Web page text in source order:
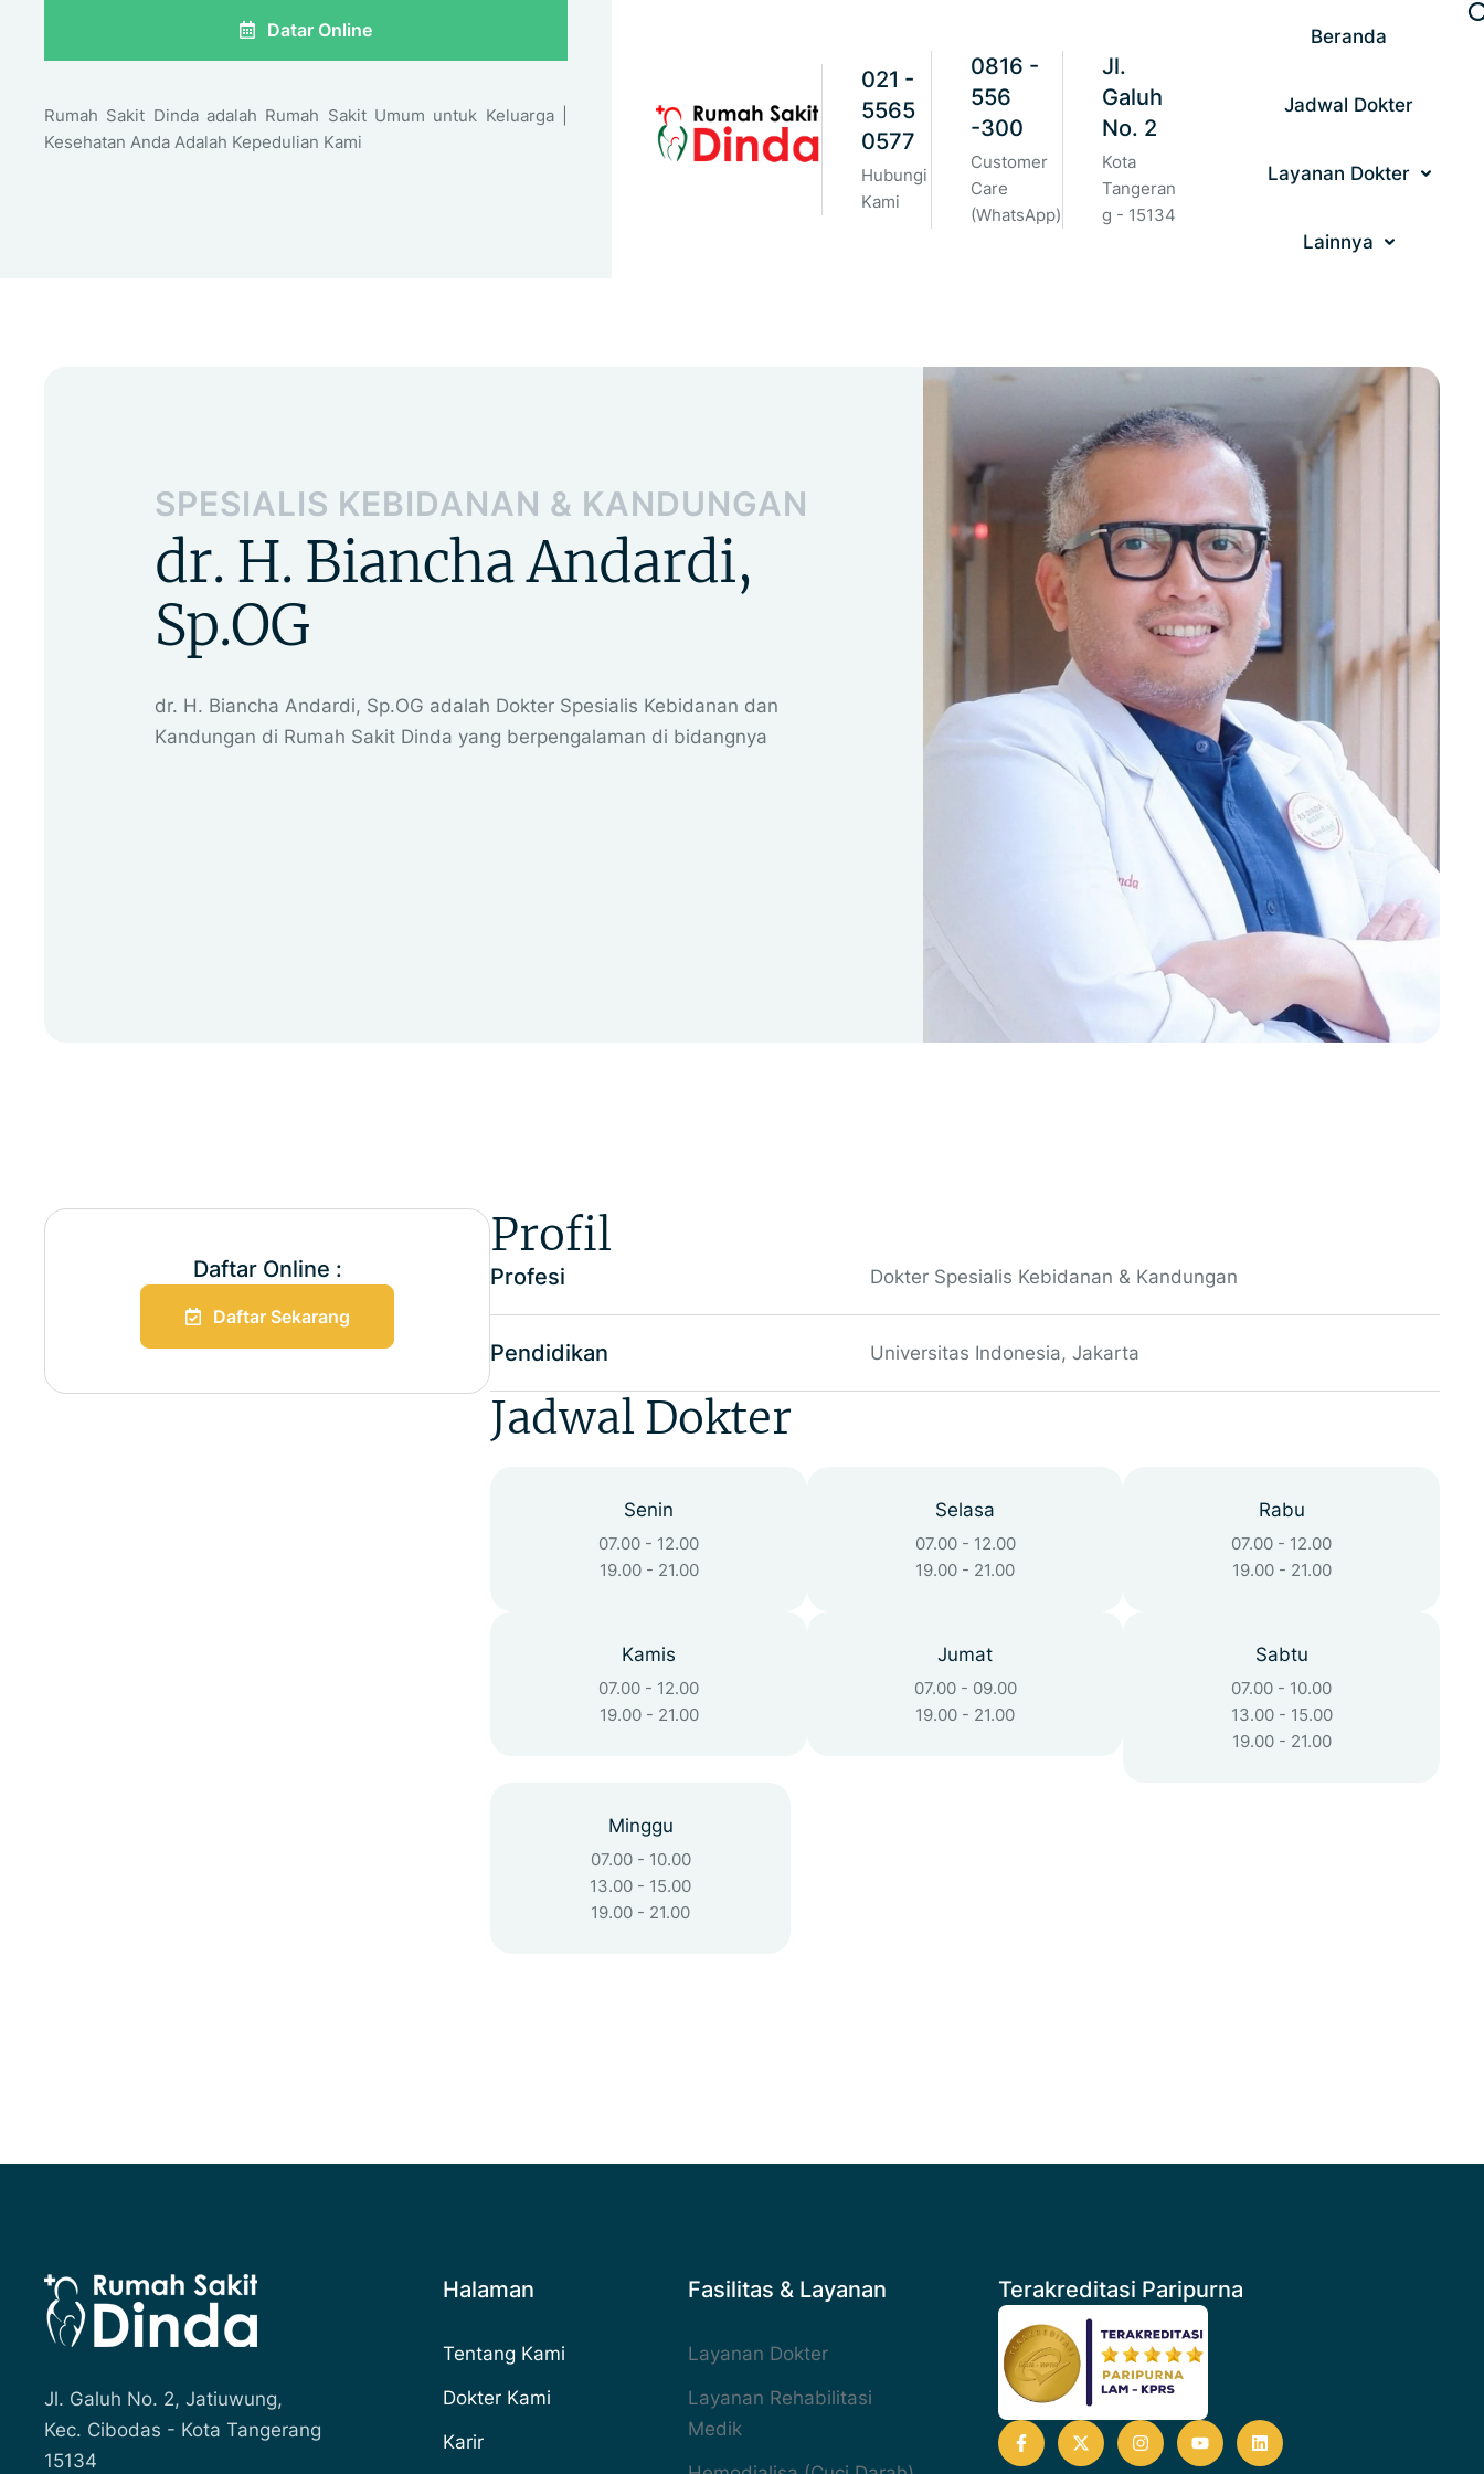
Rumah Sakit Dinda adalah Rumah Sakit Umum untuk Keluarga |
Kesehatan Anda Adalah Kepedulian Kami
Datar Online
021 -
5565
0577
Hubungi
Kami
0816 -
556
-300
Customer
Care
(WhatsApp)
Jl.
Galuh
No. 2
Kota
Tangeran
g - 15134
Beranda
Jadwal Dokter
Layanan Dokter
Lainnya
SPESIALIS KEBIDANAN & KANDUNGAN
dr. H. Biancha Andardi,
Sp.OG
dr. H. Biancha Andardi, Sp.OG adalah Dokter Spesialis Kebidanan dan
Kandungan di Rumah Sakit Dinda yang berpengalaman di bidangnya
Daftar Online :
Daftar Sekarang
Profil
Profesi Dokter Spesialis Kebidanan & Kandungan
Pendidikan Universitas Indonesia, Jakarta
Jadwal Dokter
Senin
07.00 - 12.00
19.00 - 21.00
Selasa
07.00 - 12.00
19.00 - 21.00
Rabu
07.00 - 12.00
19.00 - 21.00
Kamis
07.00 - 12.00
19.00 - 21.00
Jumat
07.00 - 09.00
19.00 - 21.00
Sabtu
07.00 - 10.00
13.00 - 15.00
19.00 - 21.00
Minggu
07.00 - 10.00
13.00 - 15.00
19.00 - 21.00
Jl. Galuh No. 2, Jatiuwung,
Kec. Cibodas - Kota Tangerang
15134
Halaman
Tentang Kami
Dokter Kami
Karir
Fasilitas & Layanan
Layanan Dokter
Layanan Rehabilitasi
Medik
Terakreditasi Paripurna